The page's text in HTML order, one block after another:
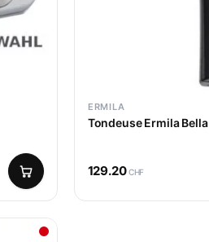
ERMILA
Tondeuse Ermila Bella
129.20CHF